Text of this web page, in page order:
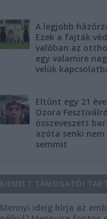
A legjobb
Ezek a fajták
valóban az
egy valamire
velük
Eltűnt egy 21
Ozora
összeveszett
azóta senki
semmit
KIEMELT TÁMOGATÓI
Mennyi ideig bírja az